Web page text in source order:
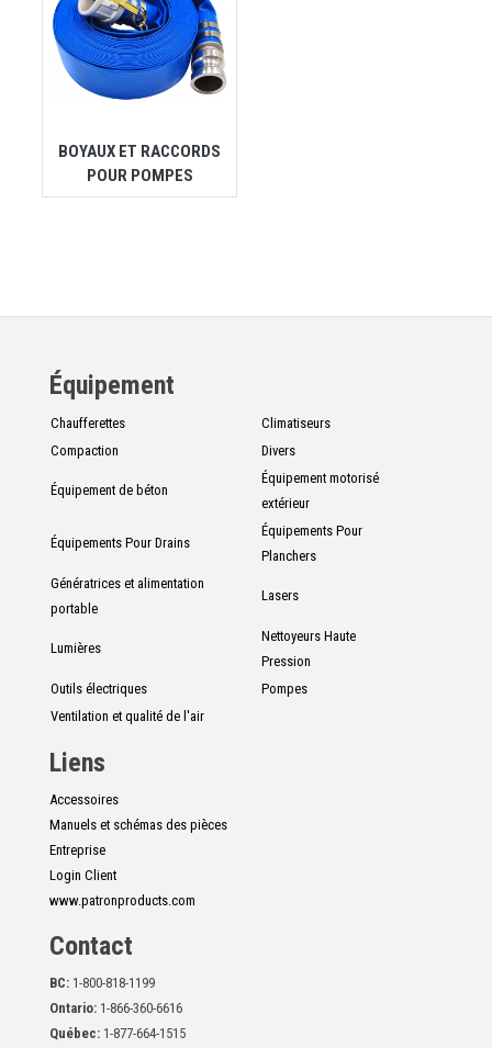
BOYAUX ET RACCORDS
POUR POMPES
Équipement
Chaufferettes
Climatiseurs
Compaction
Divers
Équipement de béton
Équipement motorisé
extérieur
Équipements Pour Drains
Équipements Pour
Planchers
Génératrices et alimentation
portable
Lasers
Lumières
Nettoyeurs Haute
Pression
Outils électriques
Pompes
Ventilation et qualité de l'air
Liens
Accessoires
Manuels et schémas des pièces
Entreprise
Login Client
www.patronproducts.com
Contact
BC: 1-800-818-1199
Ontario: 1-866-360-6616
Québec: 1-877-664-1515